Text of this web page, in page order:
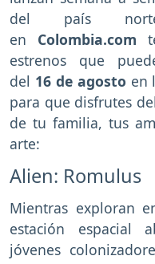
del país
en Colombia.com
estrenos que
del 16 de agosto en
para que disfrutes
de tu familia, tus
arte:
Alien: Romulus
Mientras exploran
estación espacial
jóvenes